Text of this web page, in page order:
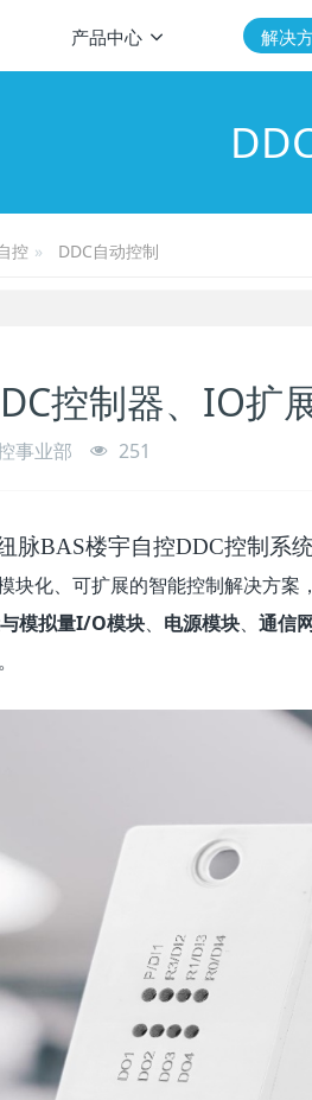
产品中心 解决
控 DDC自动控制
控制器、IO扩
事业部 251
脉BAS楼宇自控DDC控制系
块化、可扩展的智能控制解决方
模拟量I/O模块、 电源模块、通信